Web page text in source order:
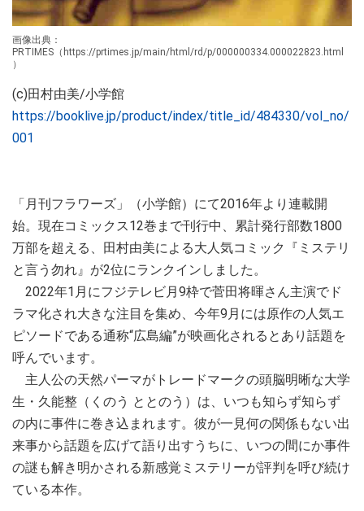
画像出典：
PRTIMES（https://prtimes.jp/main/html/rd/p/000000334.000022823.html
）
(c)田村由美/小学館
https://booklive.jp/product/index/title_id/484330/vol_no/
001
「月刊フラワーズ」（小学館）にて2016年より連載開
始。現在コミックス12巻まで刊行中、累計発行部数1800
万部を超える、田村由美による大人気コミック『ミステリ
と言う勿れ』が2位にランクインしました。
2022年1月にフジテレビ月9枠で菅田将暉さん主演でド
ラマ化され大きな注目を集め、今年9月には原作の人気エ
ピソードである通称“広島編”が映画化されるとあり話題を
呼んでいます。
主人公の天然パーマがトレードマークの頭脳明晰な大学
生・久能整（くのう ととのう）は、いつも知らず知らず
の内に事件に巻き込まれます。彼が一見何の関係もない出
来事から話題を広げて語り出すうちに、いつの間にか事件
の謎も解き明かされる新感覚ミステリーが評判を呼び続け
ている本作。